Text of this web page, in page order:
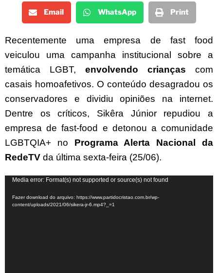
Email WhatsApp Print
Recentemente uma empresa de fast food
veiculou uma campanha institucional sobre a
temática LGBT, envolvendo crianças com
casais homoafetivos. O conteúdo desagradou os
conservadores e dividiu opiniões na internet.
Dentre os críticos, Sikêra Júnior repudiou a
empresa de fast-food e detonou a comunidade
LGBTQIA+ no Programa Alerta Nacional da
RedeTV da última sexta-feira (25/06).
Tocador
vídeo
Media error: Format(s) not supported or source(s) not found
Fazer download do arquivo: https://www.partidocristao.com.br/wp-
content/uploads/2021/06/sikera-jr-6.mp4?_=1